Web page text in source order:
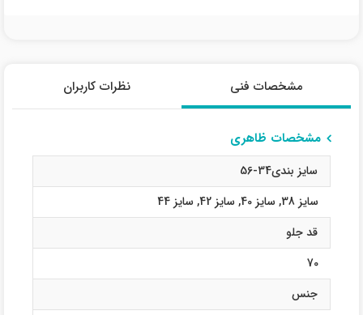
مشخصات فنی نظرات کاربران
مشخصات ظاهری
سایز بندی34-56
سایز 38
, سایز 40 , سایز 42 , سایز 44
قد جلو
70
جنس